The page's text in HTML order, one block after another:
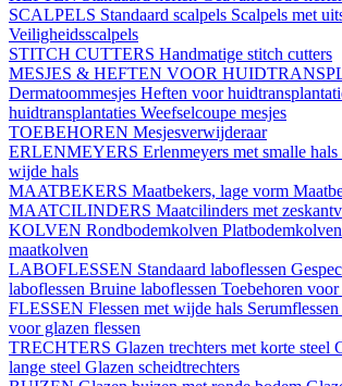
SCALPELS Standaard scalpels Scalpels met
Veiligheidsscalpels
STITCH CUTTERS Handmatige stitch cutters
MESJES & HEFTEN VOOR
Dermatoommesjes Heften voor
huidtransplantaties Weefselcoupe mesjes
TOEBEHOREN Mesjesverwijderaar
ERLENMEYERS Erlenmeyers met smalle hals
wijde hals
MAATBEKERS Maatbekers, lage vorm
MAATCILINDERS Maatcilinders met
KOLVEN Rondbodemkolven Platbodemkolven
maatkolven
LABOFLESSEN Standaard laboflessen
laboflessen Bruine laboflessen Toebehoren
FLESSEN Flessen met wijde hals Serumflessen
voor glazen flessen
TRECHTERS Glazen trechters met korte steel
lange steel Glazen scheidtrechters